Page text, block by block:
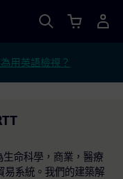
用英語檢視？
生命科學，商業，醫療
易系統。我們的建築解